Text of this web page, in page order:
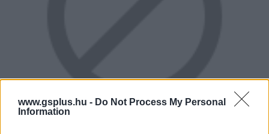
www.gsplus.hu - Do Not Process My Personal
Information